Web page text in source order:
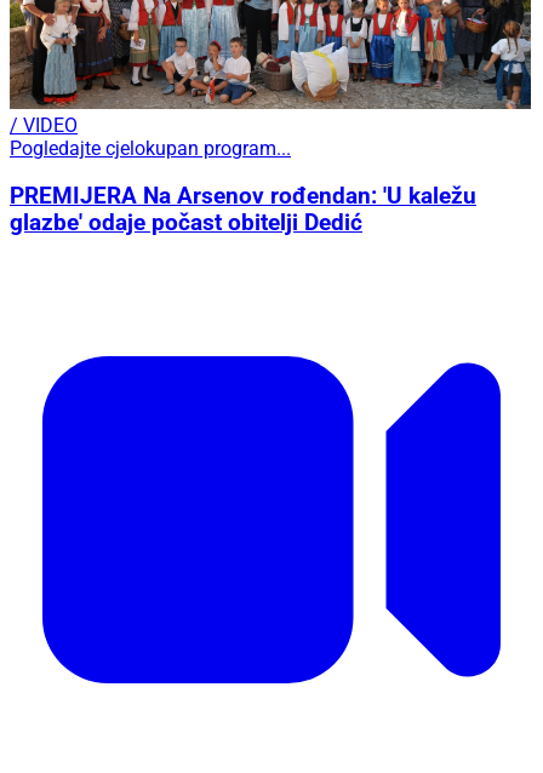
/ VIDEO
Pogledajte cjelokupan program...
PREMIJERA Na Arsenov rođendan: 'U kaležu
glazbe' odaje počast obitelji Dedić